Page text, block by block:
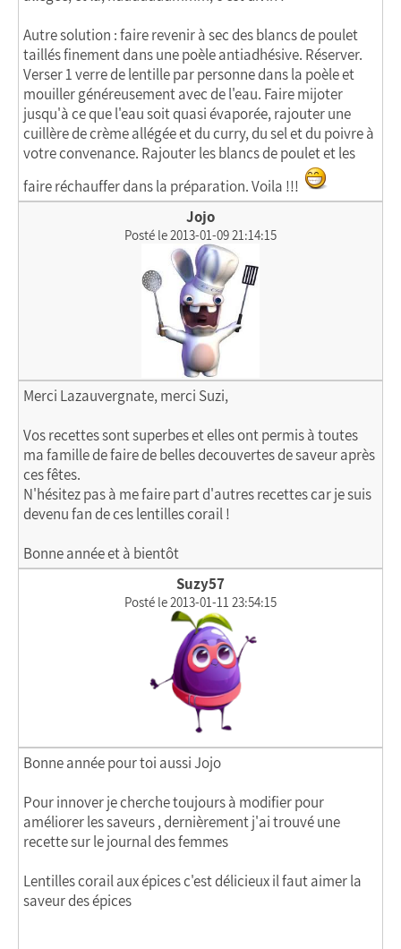
Autre solution : faire revenir à sec des blancs de poulet
taillés finement dans une poèle antiadhésive. Réserver.
Verser 1 verre de lentille par personne dans la poèle et
mouiller généreusement avec de l'eau. Faire mijoter
jusqu'à ce que l'eau soit quasi évaporée, rajouter une
cuillère de crème allégée et du curry, du sel et du poivre à
votre convenance. Rajouter les blancs de poulet et les
faire réchauffer dans la préparation. Voila !!!
Jojo
Posté le 2013-01-09 21:14:15
Merci Lazauvergnate, merci Suzi,
Vos recettes sont superbes et elles ont permis à toutes
ma famille de faire de belles decouvertes de saveur après
ces fêtes.
N'hésitez pas à me faire part d'autres recettes car je suis
devenu fan de ces lentilles corail !
Bonne année et à bientôt
Suzy57
Posté le 2013-01-11 23:54:15
Bonne année pour toi aussi Jojo
Pour innover je cherche toujours à modifier pour
améliorer les saveurs , dernièrement j'ai trouvé une
recette sur le journal des femmes
Lentilles corail aux épices c'est délicieux il faut aimer la
saveur des épices